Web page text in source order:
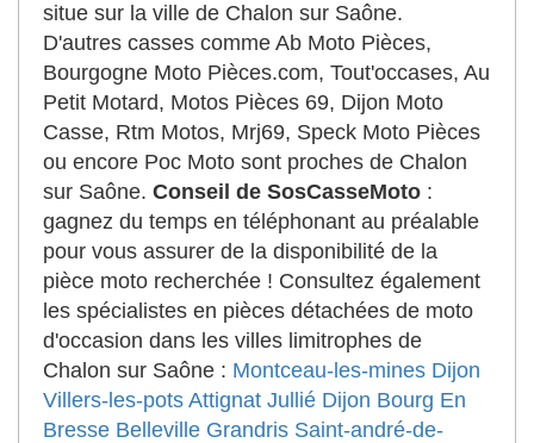
situe sur la ville de Chalon sur Saône.
D'autres casses comme Ab Moto Pièces,
Bourgogne Moto Pièces.com, Tout'occases, Au
Petit Motard, Motos Pièces 69, Dijon Moto
Casse, Rtm Motos, Mrj69, Speck Moto Pièces
ou encore Poc Moto sont proches de Chalon
sur Saône. Conseil de SosCasseMoto :
gagnez du temps en téléphonant au préalable
pour vous assurer de la disponibilité de la
pièce moto recherchée ! Consultez également
les spécialistes en pièces détachées de moto
d'occasion dans les villes limitrophes de
Chalon sur Saône : Montceau-les-mines Dijon
Villers-les-pots Attignat Jullié Dijon Bourg En
Bresse Belleville Grandris Saint-andré-de-